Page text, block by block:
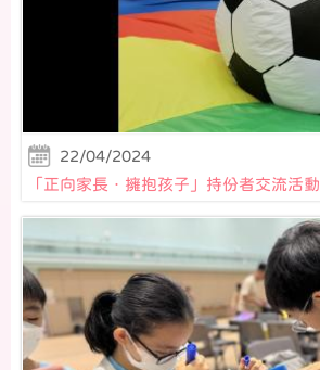
22/04/2024
「正向家長．擁抱孩子」持份者交流活動